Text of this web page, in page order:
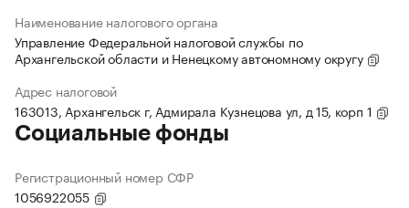
Наименование налогового органа
Управление Федеральной налоговой службы по
Архангельской области и Ненецкому автономному округу
Адрес налоговой
163013, Архангельск г, Адмирала Кузнецова ул, д 15, корп 1
Социальные фонды
Регистрационный номер СФР
1056922055